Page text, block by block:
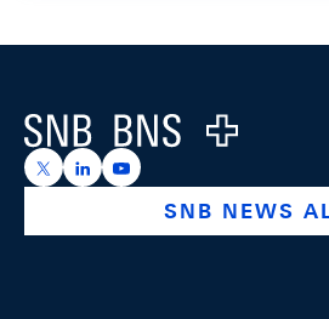
Logo
https://x.com/snb_bns
https://ch.linkedin.com/
https://
SNB NEWS